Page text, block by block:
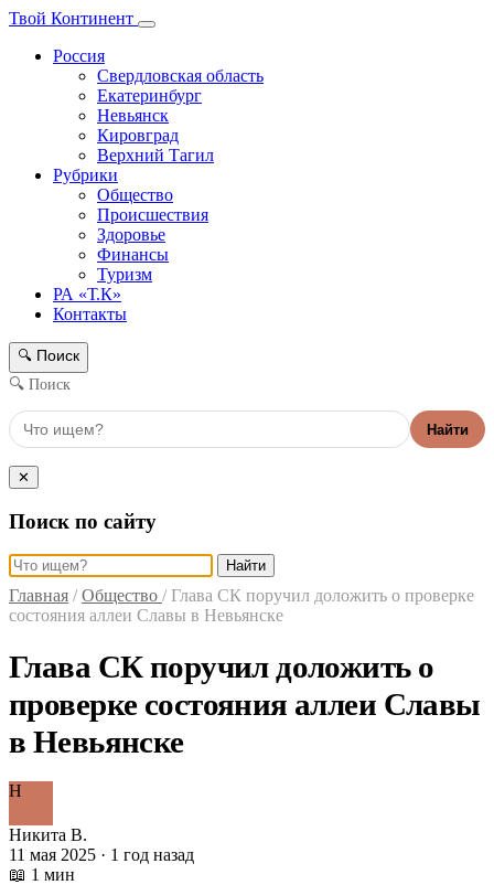
Твой Континент
Россия
Свердловская область
Екатеринбург
Невьянск
Кировград
Верхний Тагил
Рубрики
Общество
Происшествия
Здоровье
Финансы
Туризм
РА «Т.К»
Контакты
🔍 Поиск
🔍 Поиск
Найти
✕
Поиск по сайту
Найти
Главная / Общество / Глава СК поручил доложить о проверке
состояния аллеи Славы в Невьянске
Глава СК поручил доложить о
проверке состояния аллеи Славы
в Невьянске
Н
Никита В.
11 мая 2025 · 1 год назад
📖 1 мин